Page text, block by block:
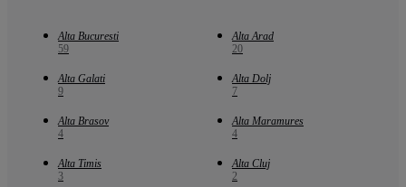
Alta Bucuresti
59
Alta Arad
20
Alta Galati
9
Alta Dolj
7
Alta Brasov
4
Alta Maramures
4
Alta Timis
3
Alta Cluj
2